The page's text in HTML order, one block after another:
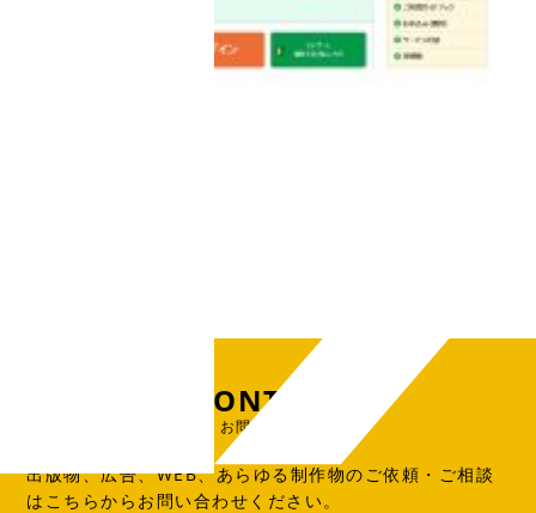
CONTACT
お問い合わせ
出版物、広告、WEB、あらゆる制作物のご依頼・ご相談
はこちらからお問い合わせください。